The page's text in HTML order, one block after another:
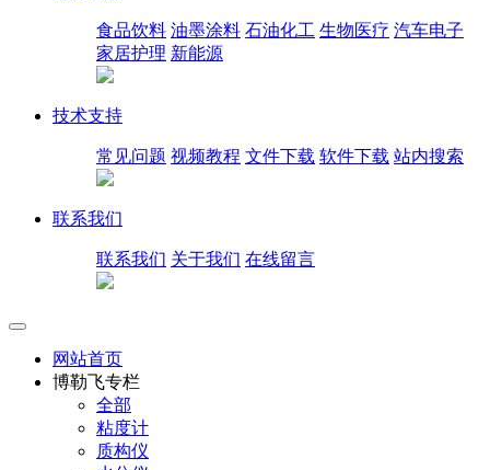
食品饮料 油墨涂料 石油化工 生物医疗 汽车电子
家居护理 新能源
技术支持
常见问题 视频教程 文件下载 软件下载 站内搜索
联系我们
联系我们 关于我们 在线留言
网站首页
博勒飞专栏
全部
粘度计
质构仪